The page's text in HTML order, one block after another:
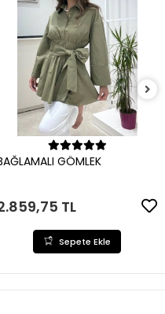
Sepete Ekle
GÖMLEK
TL
Sepete Ekle